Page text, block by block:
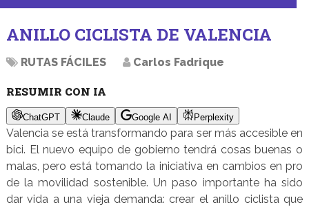
ANILLO CICLISTA DE VALENCIA
RUTAS FÁCILES Carlos Fadrique
RESUMIR CON IA
ChatGPT Claude Google AI Perplexity
Valencia se está transformando para ser más accesible en
bici. El nuevo equipo de gobierno tendrá cosas buenas o
malas, pero está tomando la iniciativa en cambios en pro
de la movilidad sostenible. Un paso importante ha sido
dar vida a una vieja demanda: crear el anillo ciclista que